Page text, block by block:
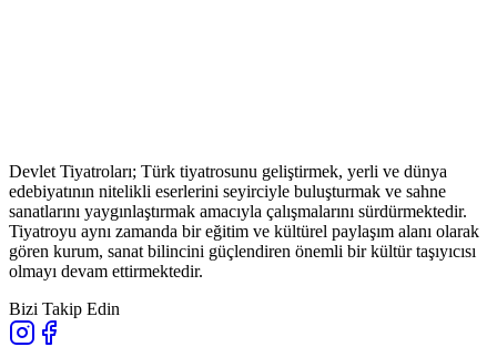
Devlet Tiyatroları; Türk tiyatrosunu geliştirmek, yerli ve dünya
edebiyatının nitelikli eserlerini seyirciyle buluşturmak ve sahne
sanatlarını yaygınlaştırmak amacıyla çalışmalarını sürdürmektedir.
Tiyatroyu aynı zamanda bir eğitim ve kültürel paylaşım alanı olarak
gören kurum, sanat bilincini güçlendiren önemli bir kültür taşıyıcısı
olmayı devam ettirmektedir.
Bizi Takip Edin